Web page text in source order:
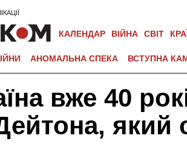
КАЛЕНДАР ВІЙНА СВІТ
АНОМАЛЬНА СПЕКА ВСТУПНА
вже 40